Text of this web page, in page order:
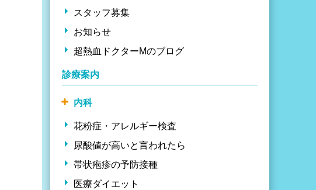
スタッフ募集
お知らせ
超熱血ドクターMのブログ
診療案内
内科
花粉症・アレルギー検査
尿酸値が高いと言われたら
帯状疱疹の予防接種
医療ダイエット